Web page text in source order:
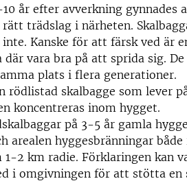
år efter avverkning gynnades
trädslag i närheten.
inte. Kanske för att färsk ved är
vara bra på att sprida sig.
plats i flera generationer.
rödlistad skalbagge som lever
koncentreras inom hygget.
på 3-5 år gamla
arealen hyggesbränningar
2 km radie. Förklaringen kan
i omgivningen för att stötta en